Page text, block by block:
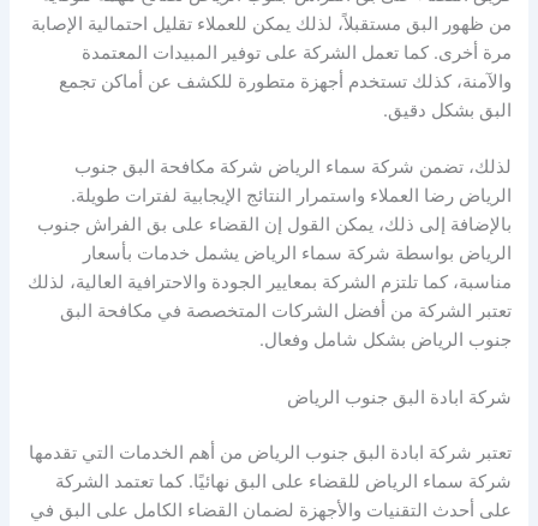
من ظهور البق مستقبلاً، لذلك يمكن للعملاء تقليل احتمالية الإصابة
مرة أخرى. كما تعمل الشركة على توفير المبيدات المعتمدة
والآمنة، كذلك تستخدم أجهزة متطورة للكشف عن أماكن تجمع
البق بشكل دقيق.
لذلك، تضمن شركة سماء الرياض شركة مكافحة البق جنوب
الرياض رضا العملاء واستمرار النتائج الإيجابية لفترات طويلة.
بالإضافة إلى ذلك، يمكن القول إن القضاء على بق الفراش جنوب
الرياض بواسطة شركة سماء الرياض يشمل خدمات بأسعار
مناسبة، كما تلتزم الشركة بمعايير الجودة والاحترافية العالية، لذلك
تعتبر الشركة من أفضل الشركات المتخصصة في مكافحة البق
جنوب الرياض بشكل شامل وفعال.
شركة ابادة البق جنوب الرياض
تعتبر شركة ابادة البق جنوب الرياض من أهم الخدمات التي تقدمها
شركة سماء الرياض للقضاء على البق نهائيًا. كما تعتمد الشركة
على أحدث التقنيات والأجهزة لضمان القضاء الكامل على البق في